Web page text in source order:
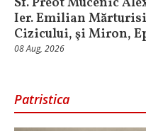
Ier. Emilian
Cizicului, şi Miron,
08 Aug, 2026
Patristica